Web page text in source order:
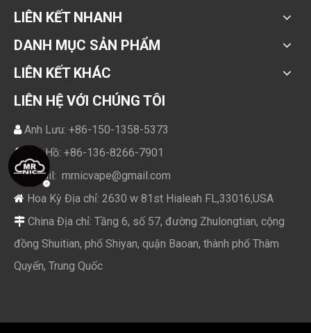
LIÊN KẾT NHANH
DANH MỤC SẢN PHẨM
LIÊN KẾT KHÁC
LIÊN HỆ VỚI CHÚNG TÔI
Anh Lưu: +86-150-1358-5373
 Anh Hồ: +86-136-8266-7901
Email: mrnicvape@gmail.com
 Hoa Kỳ Địa chỉ: 2630 w 81st Hialeah FL,33016,USA
 China Địa chỉ: Tầng 6, số 57, đường Zhulongtian, cộng
đồng Shuitian, phố Shiyan, quận Baoan, thành phố Thâm
Quyến, Trung Quốc